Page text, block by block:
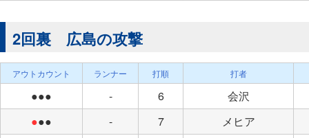
2回裏 広島の攻撃
アウトカウント ランナー 打順 打者
●●● - 6
会沢
●●● - 7
メヒア